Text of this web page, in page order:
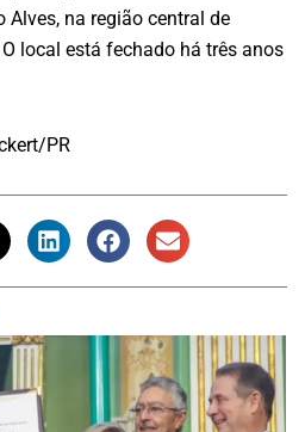
Alves, na região central de
local está fechado há três anos
PR